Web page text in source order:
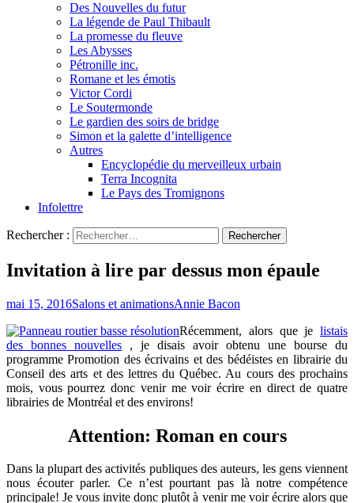
Des Nouvelles du futur
La légende de Paul Thibault
La promesse du fleuve
Les Abysses
Pétronille inc.
Romane et les émotis
Victor Cordi
Le Soutermonde
Le gardien des soirs de bridge
Simon et la galette d’intelligence
Autres
Encyclopédie du merveilleux urbain
Terra Incognita
Le Pays des Tromignons
Infolettre
Rechercher :
Invitation à lire par dessus mon épaule
mai 15, 2016Salons et animationsAnnie Bacon
Récemment, alors que je listais
des bonnes nouvelles , je disais avoir obtenu une bourse du
programme Promotion des écrivains et des bédéistes en librairie du
Conseil des arts et des lettres du Québec. Au cours des prochains
mois, vous pourrez donc venir me voir écrire en direct de quatre
librairies de Montréal et des environs!
Attention: Roman en cours
Dans la plupart des activités publiques des auteurs, les gens viennent
nous écouter parler. Ce n’est pourtant pas là notre compétence
principale! Je vous invite donc plutôt à venir me voir écrire alors que